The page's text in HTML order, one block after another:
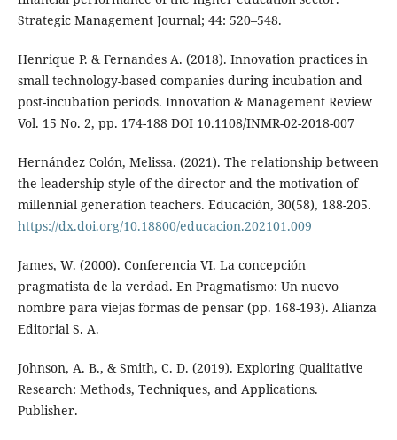
Strategic Management Journal; 44: 520–548.
Henrique P. & Fernandes A. (2018). Innovation practices in
small technology-based companies during incubation and
post-incubation periods. Innovation & Management Review
Vol. 15 No. 2, pp. 174-188 DOI 10.1108/INMR-02-2018-007
Hernández Colón, Melissa. (2021). The relationship between
the leadership style of the director and the motivation of
millennial generation teachers. Educación, 30(58), 188-205.
https://dx.doi.org/10.18800/educacion.202101.009
James, W. (2000). Conferencia VI. La concepción
pragmatista de la verdad. En Pragmatismo: Un nuevo
nombre para viejas formas de pensar (pp. 168-193). Alianza
Editorial S. A.
Johnson, A. B., & Smith, C. D. (2019). Exploring Qualitative
Research: Methods, Techniques, and Applications.
Publisher.